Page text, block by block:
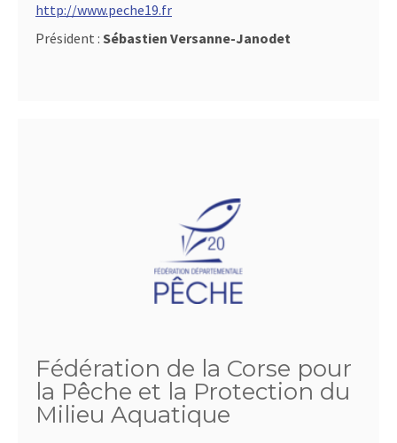
http://www.peche19.fr
Président : Sébastien Versanne-Janodet
Fédération de la Corse pour
la Pêche et la Protection du
Milieu Aquatique